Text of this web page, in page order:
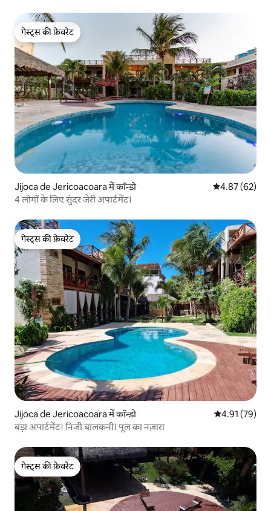
गेस्ट्स की फ़ेवरेट
गेस्ट्स की फ़ेवरेट
Jijoca de Jericoacoara में कॉन्डो औसत रेटिंग 5 में
4.87 (62)
4 लोगों के लिए सुंदर जेरी अपार्टमेंट।
गेस्ट्स की फ़ेवरेट
गेस्ट्स की फ़ेवरेट
Jijoca de Jericoacoara में कॉन्डो औसत रेटिंग 5 में
4.91 (79)
बड़ा अपार्टमेंट। निजी बालकनी। पूल का नज़ारा
गेस्ट्स की फ़ेवरेट
गेस्ट्स की फ़ेवरेट